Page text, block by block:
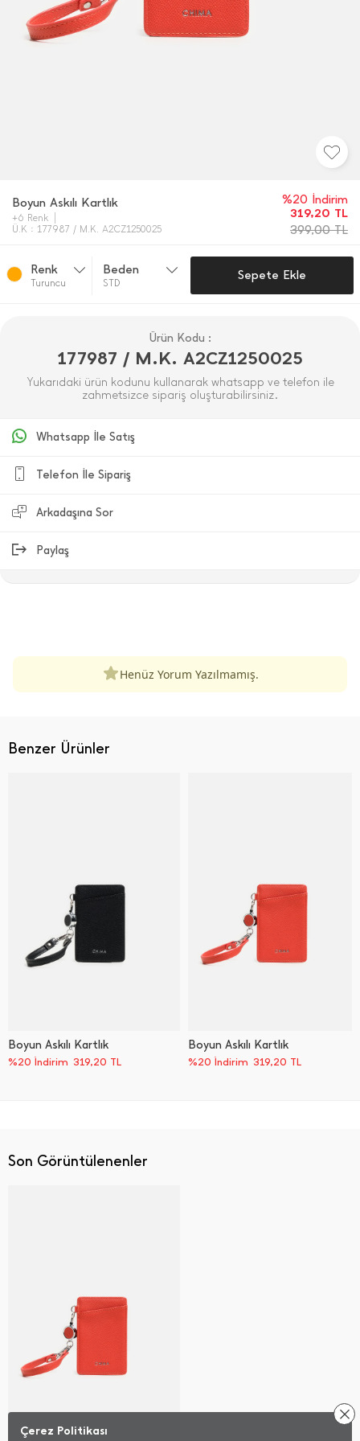
Boyun Askılı Kartlık
+6 Renk
Ü.K : 177987 / M.K. A2CZ1250025
%20 İndirim
319,20 TL
399,00TL
Renk
Turuncu
Beden
STD
Sepete Ekle
Ürün Kodu :
177987 / M.K. A2CZ1250025
Yukarıdaki ürün kodunu kullanarak whatsapp ve telefon ile
zahmetsizce sipariş oluşturabilirsiniz.
Whatsapp İle Satış
Telefon İle Sipariş
Arkadaşına Sor
Paylaş
Henüz Yorum Yazılmamış.
Benzer Ürünler
Boyun Askılı Kartlık
%20 İndirim 319,20 TL
Boyun Askılı Kartlık
%20 İndirim 319,20 TL
Son Görüntülenenler
Çerez Politikası